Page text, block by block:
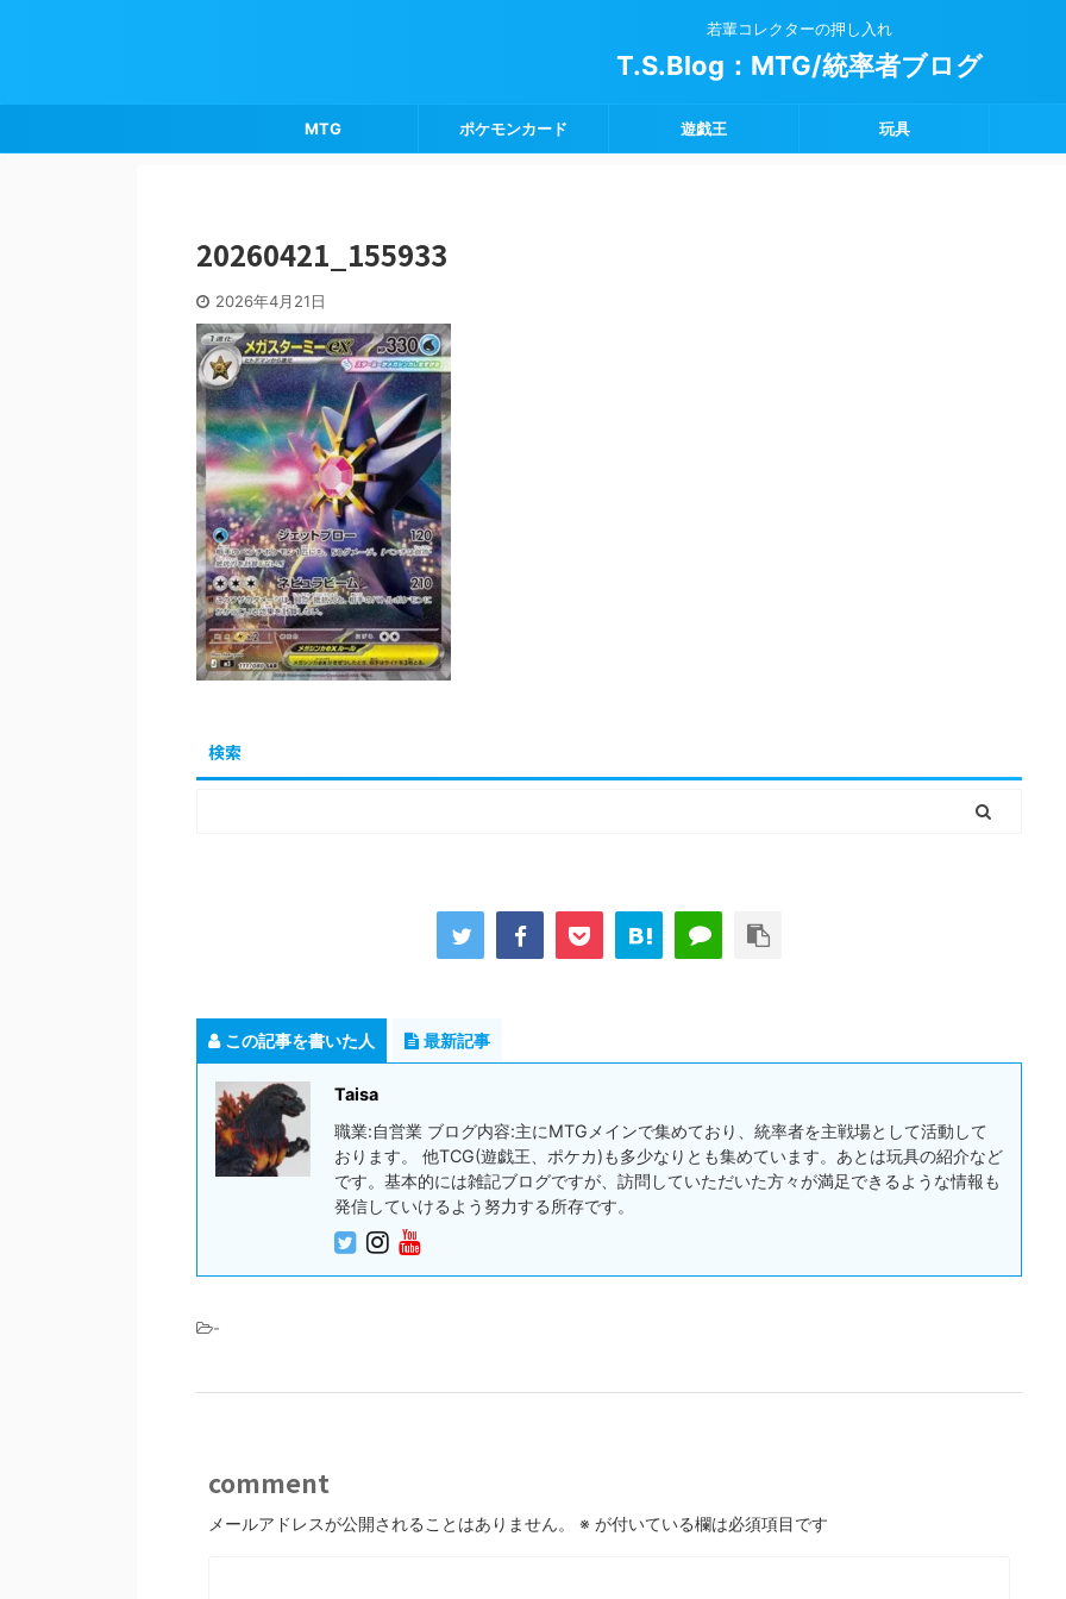
若輩コレクターの押し入れ
T.S.Blog：MTG/統率者ブログ
MTG ポケモンカード 遊戯王 玩具
20260421_155933
2026年4月21日
検索
この記事を書いた人 最新記事
Taisa
職業:自営業 ブログ内容:主にMTGメインで集めており、統率者を主戦場として活動して
おります。 他TCG(遊戯王、ポケカ)も多少なりとも集めています。あとは玩具の紹介など
です。基本的には雑記ブログですが、訪問していただいた方々が満足できるような情報も
発信していけるよう努力する所存です。
-
comment
メールアドレスが公開されることはありません。 ※ が付いている欄は必須項目です